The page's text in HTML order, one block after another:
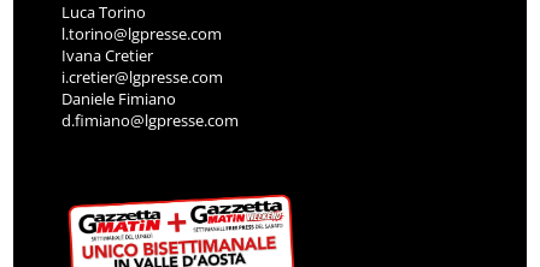
Luca Torino
l.torino@lgpresse.com
Ivana Cretier
i.cretier@lgpresse.com
Daniele Fimiano
d.fimiano@lgpresse.com